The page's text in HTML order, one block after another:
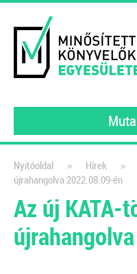
Nyitóoldal » Hírek »
újrahangolva 2022.08.09-én
Az új KATA-